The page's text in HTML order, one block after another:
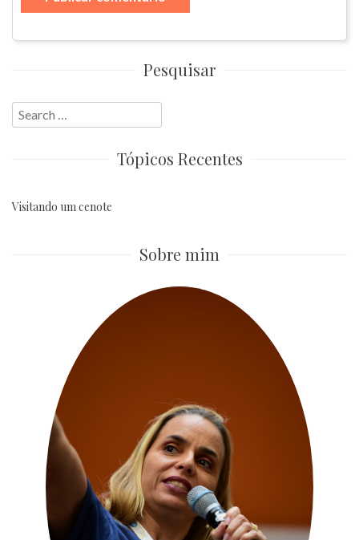
Pesquisar
Search
for:
Tópicos Recentes
Visitando um cenote
Sobre mim